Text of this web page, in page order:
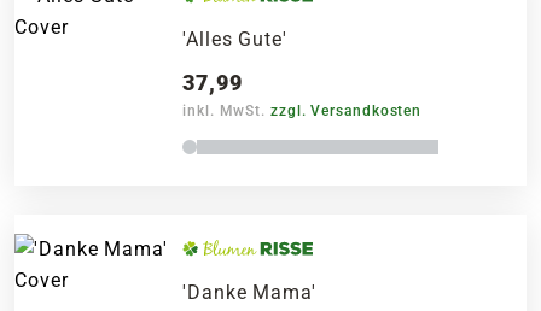
'Alles Gute'
37,99
inkl. MwSt. zzgl. Versandkosten
'Danke Mama'